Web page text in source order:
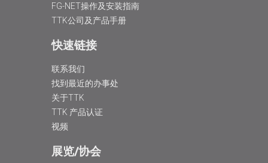
FG-NET操作及安装指南
TTK公司及产品手册
快速链接
联系我们
找到最近的办事处
关于TTK
TTK 产品认证
视频
展览/协会